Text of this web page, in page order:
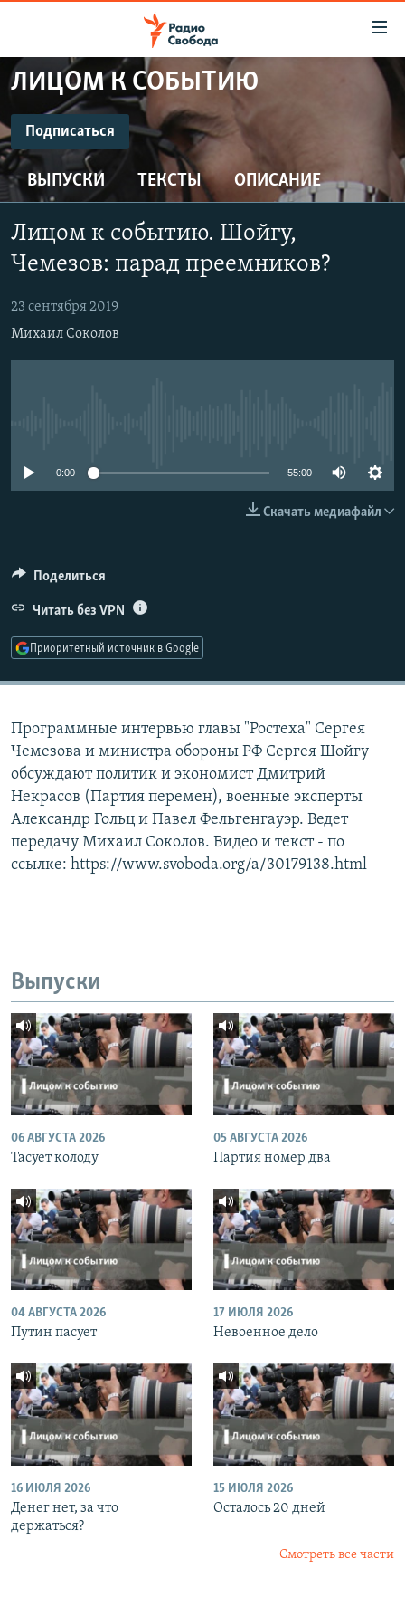
упрощенного
доступа
Вернуться
к
основному
содержанию
Вернутся
главной
Вернутся
поиску
ПРОГРАММЫ
ПОДКАСТЫ
АВТОРСКИЕ ПРОЕКТЫ
ЦИТАТЫ СВОБОДЫ
МНЕНИЯ
КУЛЬТУРА
КАВКАЗ.РЕАЛИИ
СЕВЕР.РЕАЛИИ
ЛИЦОМ К СОБЫТИЮ
Подписаться
ПОДПИСАТЬСЯ
Подписаться
ВЫПУСКИ ТЕКСТЫ ОПИСАНИЕ
Лицом к событию. Шойгу,
Чемезов: парад преемников?
23 сентября 2019
Михаил Соколов
0:00 55:00
Скачать медиафайл
Поделиться
Читать без VPN
Приоритетный источник в Google
Программные интервью главы "Ростеха" Сергея
Чемезова и министра обороны РФ Сергея Шойгу
обсуждают политик и экономист Дмитрий
Некрасов (Партия перемен), военные эксперты
Александр Гольц и Павел Фельгенгауэр. Ведет
передачу Михаил Соколов. Видео и текст - по
ссылке: https://www.svoboda.org/a/30179138.html
Выпуски
06 АВГУСТА 2026
Тасует колоду
05 АВГУСТА 2026
Партия номер два
04 АВГУСТА 2026
Путин пасует
17 ИЮЛЯ 2026
Невоенное дело
16 ИЮЛЯ 2026
Денег нет, за что
держаться?
15 ИЮЛЯ 2026
Осталось 20 дней
Смотреть все части